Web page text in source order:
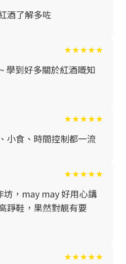
酒了解多咗
★★★★★
學到好多關於紅酒嘅知
★★★★★
小食、時間控制都一流
★★★★★
坊，may may 好用心講
踭鞋，果然對靚有要
★★★★★